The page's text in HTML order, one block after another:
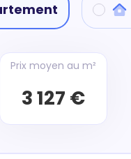
Prix moyen au m²
3 127 €